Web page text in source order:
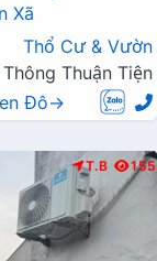
Xã
Thổ Cư & Vườn
Thuận Tiện
Đô→
T.B 155